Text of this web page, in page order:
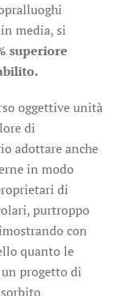
media, si
superiore
oggettive unità
di
adottare anche
in modo
di
purtroppo
con
quanto le
progetto di